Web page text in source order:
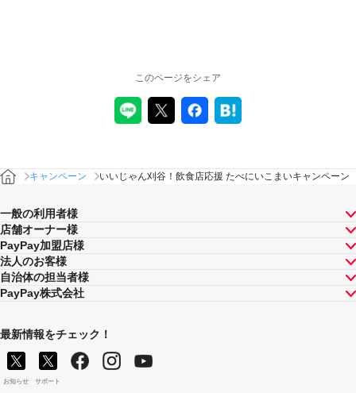
このページをシェア
キャンペーン いいじゃん刈谷！飲食店応援 たべにいこまいキャンペーン
一般の利用者様
店舗オーナー様
PayPay加盟店様
法人のお客様
自治体の担当者様
PayPay株式会社
最新情報をチェック！
お知らせ サポート